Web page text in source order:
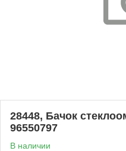
28448, Бачок
96550797
В наличии